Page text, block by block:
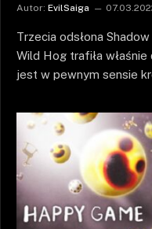
Autor: EvilSaiga
Trzecia odsłona
Wild Hog trafiła właśnie
jest w pewnym sensie